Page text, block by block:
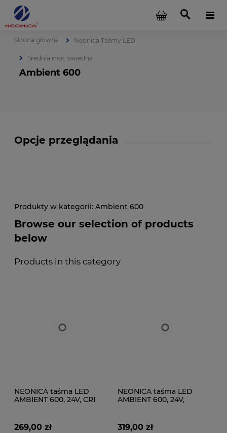
Strona główna Neonica Taśmy LED
Średnia moc świetlna
Ambient 600
Opcje przeglądania
Ambient 600
Browse our selection of products
below
Products in this category
NEONICA taśma LED
AMBIENT 600, 24V, CRI
269,00 zł
NEONICA taśma LED
AMBIENT 600, 24V,
319,00 zł